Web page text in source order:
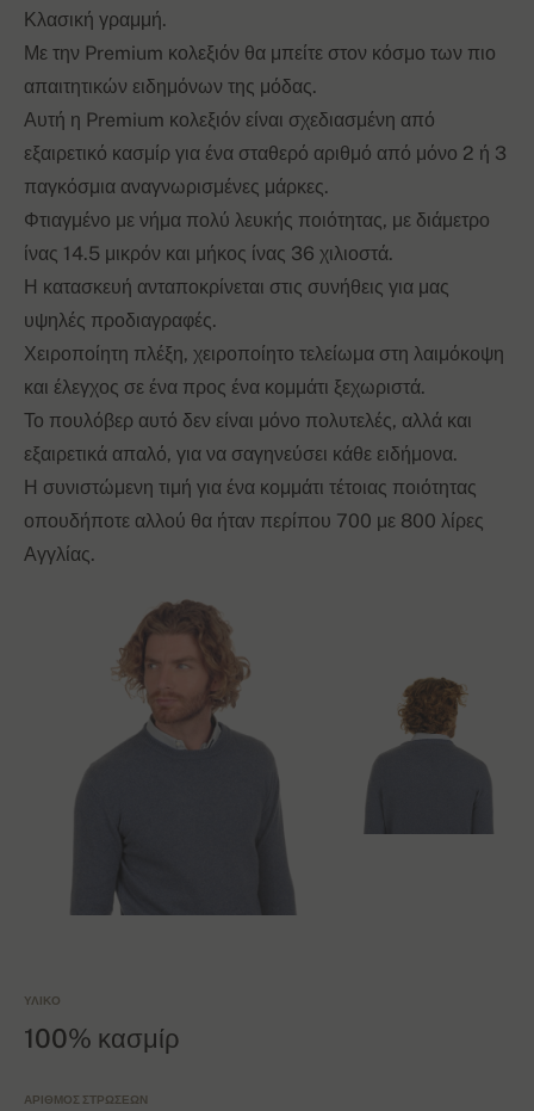
Κλασική γραμμή.
Με την Premium κολεξιόν θα μπείτε στον κόσμο των πιο
απαιτητικών ειδημόνων της μόδας.
Αυτή η Premium κολεξιόν είναι σχεδιασμένη από
εξαιρετικό κασμίρ για ένα σταθερό αριθμό από μόνο 2 ή 3
παγκόσμια αναγνωρισμένες μάρκες.
Φτιαγμένο με νήμα πολύ λευκής ποιότητας, με διάμετρο
ίνας 14.5 μικρόν και μήκος ίνας 36 χιλιοστά.
Η κατασκευή ανταποκρίνεται στις συνήθεις για μας
υψηλές προδιαγραφές.
Χειροποίητη πλέξη, χειροποίητο τελείωμα στη λαιμόκοψη
και έλεγχος σε ένα προς ένα κομμάτι ξεχωριστά.
Το πουλόβερ αυτό δεν είναι μόνο πολυτελές, αλλά και
εξαιρετικά απαλό, για να σαγηνεύσει κάθε ειδήμονα.
Η συνιστώμενη τιμή για ένα κομμάτι τέτοιας ποιότητας
οπουδήποτε αλλού θα ήταν περίπου 700 με 800 λίρες
Αγγλίας.
ΥΛΙΚΌ
100% κασμίρ
ΑΡΙΘΜΌΣ ΣΤΡΏΣΕΩΝ